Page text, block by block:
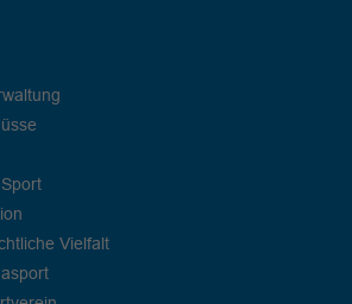
Vielfalt